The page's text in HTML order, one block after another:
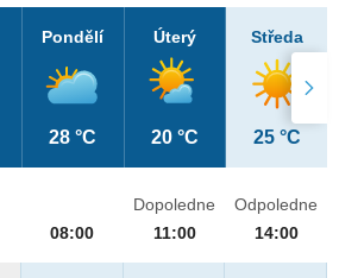
Pondělí
28 °C
Úterý
20 °C
Středa
25 °C
08:00
Dopoledne
11:00
Odpoledne
14:00